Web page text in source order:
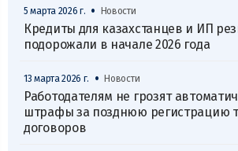
5 марта 2026 г. • Новости
Кредиты для казахстанцев и ИП
подорожали в начале 2026 года
13 марта 2026 г. • Новости
Работодателям не грозят
штрафы за позднюю регистрацию
договоров